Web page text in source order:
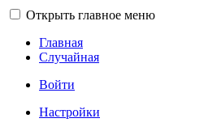
Открыть главное меню
Главная
Случайная
Войти
Настройки